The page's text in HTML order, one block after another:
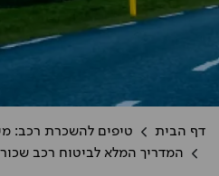
דף הבית
טיפים להשכרת רכב:
המדריך המלא לביטוח רכב